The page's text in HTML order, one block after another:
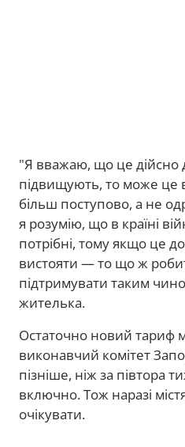
"Я вважаю, що це дійсно
підвищують, то може це
більш поступово, а не
я розумію, що в країні
потрібні, тому якщо це
вистояти — то що ж
підтримувати таким
жителька.
Остаточно новий тариф
виконавчий комітет
пізніше, ніж за півтора
включно. Тож наразі
очікувати.